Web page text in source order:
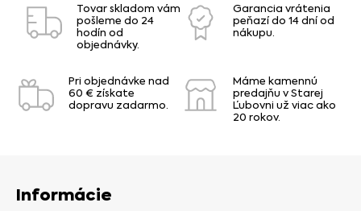
Tovar skladom vám
pošleme do 24
hodín od
objednávky.
Garancia vrátenia
peňazí do 14 dní od
nákupu.
Pri objednávke nad
60 € získate
dopravu zadarmo.
Máme kamennú
predajňu v Starej
Ľubovni už viac ako
20 rokov.
Informácie